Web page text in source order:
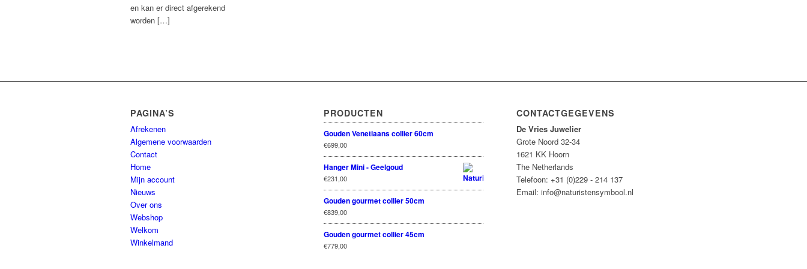
en kan er direct afgerekend
worden […]
PAGINA’S
Afrekenen
Algemene voorwaarden
Contact
Home
Mijn account
Nieuws
Over ons
Webshop
Welkom
Winkelmand
PRODUCTEN
Gouden Venetiaans collier 60cm
€699,00
Hanger Mini - Geelgoud
€231,00
Gouden gourmet collier 50cm
€839,00
Gouden gourmet collier 45cm
€779,00
CONTACTGEGEVENS
De Vries Juwelier
Grote Noord 32-34
1621 KK Hoorn
The Netherlands
Telefoon: +31 (0)229 - 214 137
Email: info@naturistensymbool.nl